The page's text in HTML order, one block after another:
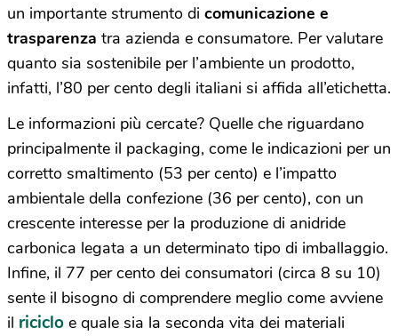
un importante strumento di comunicazione e
trasparenza tra azienda e consumatore. Per valutare
quanto sia sostenibile per l’ambiente un prodotto,
infatti, l’80 per cento degli italiani si affida all’etichetta.
Le informazioni più cercate? Quelle che riguardano
principalmente il packaging, come le indicazioni per un
corretto smaltimento (53 per cento) e l’impatto
ambientale della confezione (36 per cento), con un
crescente interesse per la produzione di anidride
carbonica legata a un determinato tipo di imballaggio.
Infine, il 77 per cento dei consumatori (circa 8 su 10)
sente il bisogno di comprendere meglio come avviene
il riciclo e quale sia la seconda vita dei materiali